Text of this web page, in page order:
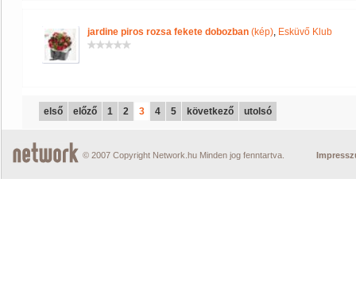
jardine piros rozsa fekete dobozban (kép), Esküvő Klub
első előző 1 2 3 4 5 következő utolsó
© 2007 Copyright Network.hu Minden jog fenntartva.